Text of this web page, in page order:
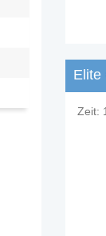
Elite
Zeit: